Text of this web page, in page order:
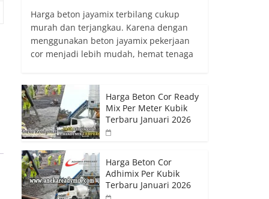
Harga beton jayamix terbilang cukup
murah dan terjangkau. Karena dengan
menggunakan beton jayamix pekerjaan
cor menjadi lebih mudah, hemat tenaga
Harga Beton Cor Ready
Mix Per Meter Kubik
Terbaru Januari 2026
Harga Beton Cor
Adhimix Per Kubik
Terbaru Januari 2026